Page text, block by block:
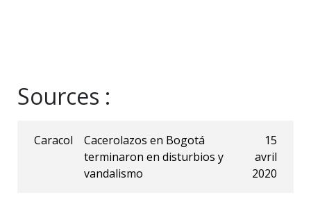
Sources :
Caracol
Cacerolazos en Bogotá
terminaron en disturbios y
vandalismo
15
avril
2020